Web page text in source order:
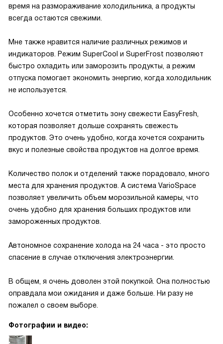
время на размораживание холодильника, а продукты
всегда остаются свежими.
Мне также нравится наличие различных режимов и
индикаторов. Режим SuperCool и SuperFrost позволяют
быстро охладить или заморозить продукты, а режим
отпуска помогает экономить энергию, когда холодильник
не используется.
Особенно хочется отметить зону свежести EasyFresh,
которая позволяет дольше сохранять свежесть
продуктов. Это очень удобно, когда хочется сохранить
вкус и полезные свойства продуктов на долгое время.
Количество полок и отделений также порадовало, много
места для хранения продуктов. А система VarioSpace
позволяет увеличить объем морозильной камеры, что
очень удобно для хранения больших продуктов или
замороженных продуктов.
Автономное сохранение холода на 24 часа - это просто
спасение в случае отключения электроэнергии.
В общем, я очень доволен этой покупкой. Она полностью
оправдала мои ожидания и даже больше. Ни разу не
пожалел о своем выборе.
Фотографии и видео: